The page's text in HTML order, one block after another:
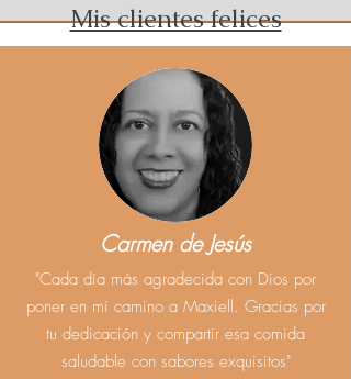
Mis clientes felices
Carmen de Jesús
"Cada día más agradecida con Dios por
poner en mi camino a Maxiell. Gracias por
tu dedicación y compartir esa comida
saludable con sabores exquisitos"